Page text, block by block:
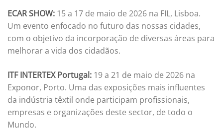
ECAR SHOW: 15 a 17 de maio de 2026 na FIL, Lisboa.
Um evento enfocado no futuro das nossas cidades,
com o objetivo da incorporação de diversas áreas para
melhorar a vida dos cidadãos.
ITF INTERTEX Portugal: 19 a 21 de maio de 2026 na
Exponor, Porto. Uma das exposições mais influentes
da indústria têxtil onde participam profissionais,
empresas e organizações deste sector, de todo o
Mundo.